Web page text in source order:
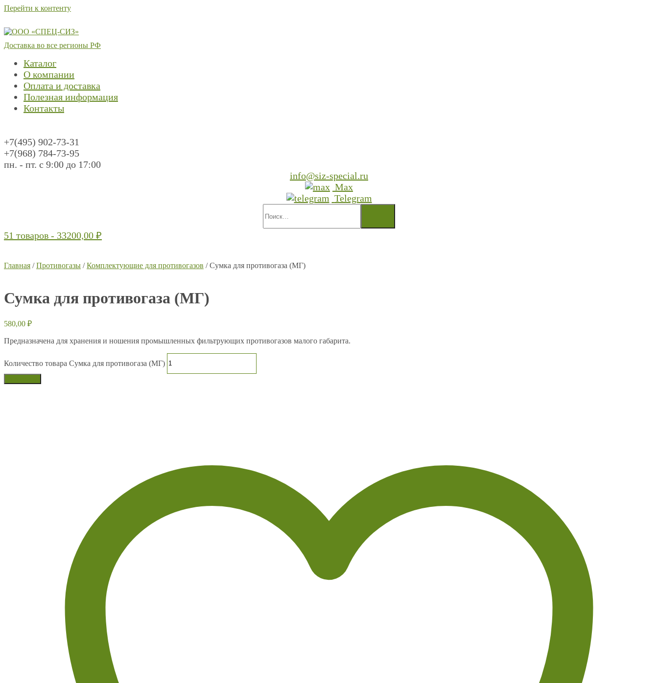
Перейти к контенту
Доставка во все регионы РФ
Каталог
О компании
Оплата и доставка
Полезная информация
Контакты
+7(495) 902-73-31
+7(968) 784-73-95
пн. - пт. с 9:00 до 17:00
info@siz-special.ru
Max
Telegram
51 товаров - 33200,00 ₽
Главная /Противогазы /Комплектующие для противогазов / Сумка для противогаза (МГ)
Сумка для противогаза (МГ)
580,00 ₽
Предназначена для хранения и ношения промышленных фильтрующих противогазов малого габарита.
Количество товара Сумка для противогаза (МГ)